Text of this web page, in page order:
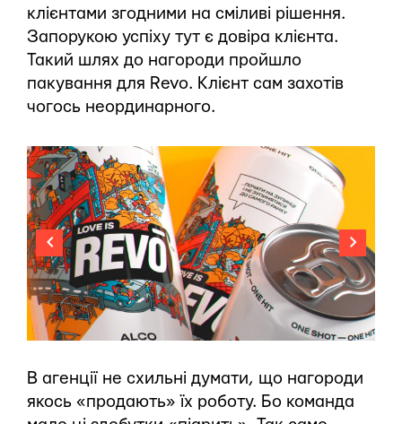
клієнтами згодними на сміливі рішення.
Запорукою успіху тут є довіра клієнта.
Такий шлях до нагороди пройшло
пакування для Revo. Клієнт сам захотів
чогось неординарного.
В агенції не схильні думати, що нагороди
якось «продають» їх роботу. Бо команда